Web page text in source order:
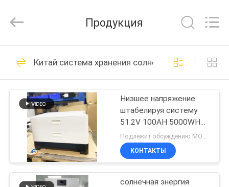
ДОМ
ПРОДУКТЫ
РОЛИКИ
НАС
Energy
Technology
All
Reserved.
Портативная
система
накопления
энергии
121
146
Продукция
Китай система хранения солнечной энергии
Низшее напряжение
штабелируя систему
51.2V 100AH 5000WH
хранения солнечной
энергии с инвертором
Подлежит обсуждению MOQ:10pcs
КОНТАКТЫ
солнечная энергия